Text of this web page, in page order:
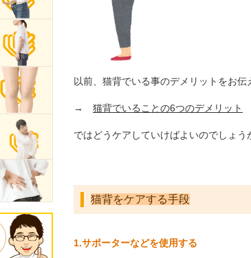
以前、猫背でいる事のデメリットをお伝
→ 猫背でいることの6つのデメリット
ではどうケアしていけばよいのでしょう
猫背をケアする手段
1.サポーターなどを使用する